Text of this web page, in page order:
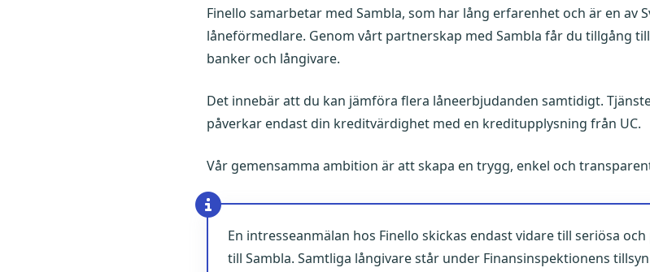
Finello samarbetar med Sambla, som har lång erfarenhet och är en av
låneförmedlare. Genom vårt partnerskap med Sambla får du tillgång
banker och långivare.
Det innebär att du kan jämföra flera låneerbjudanden samtidigt.
påverkar endast din kreditvärdighet med en kreditupplysning från UC.
Vår gemensamma ambition är att skapa en trygg, enkel och
En intresseanmälan hos Finello skickas endast vidare till seriösa
till Sambla. Samtliga långivare står under Finansinspektionens